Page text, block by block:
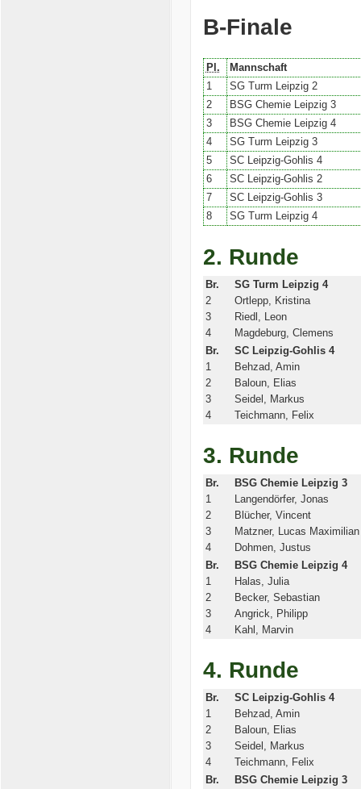
B-Finale
Pl.
Mannschaft
1
SG Turm Leipzig 2
2
BSG Chemie Leipzig 3
3
BSG Chemie Leipzig 4
4
SG Turm Leipzig 3
5
SC Leipzig-Gohlis 4
6
SC Leipzig-Gohlis 2
7
SC Leipzig-Gohlis 3
8
SG Turm Leipzig 4
2. Runde
Br.
SG Turm Leipzig 4
2
Ortlepp, Kristina
3
Riedl, Leon
4
Magdeburg, Clemens
Br.
SC Leipzig-Gohlis 4
1
Behzad, Amin
2
Baloun, Elias
3
Seidel, Markus
4
Teichmann, Felix
3. Runde
Br.
BSG Chemie Leipzig 3
1
Langendörfer, Jonas
2
Blücher, Vincent
3
Matzner, Lucas Maximilian
4
Dohmen, Justus
Br.
BSG Chemie Leipzig 4
1
Halas, Julia
2
Becker, Sebastian
3
Angrick, Philipp
4
Kahl, Marvin
4. Runde
Br.
SC Leipzig-Gohlis 4
1
Behzad, Amin
2
Baloun, Elias
3
Seidel, Markus
4
Teichmann, Felix
Br.
BSG Chemie Leipzig 3